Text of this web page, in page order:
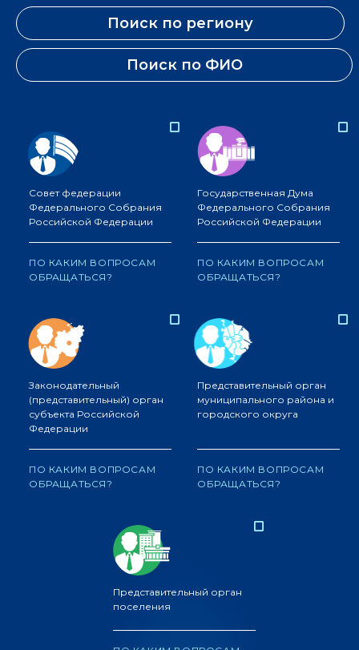
Поиск по региону
Поиск по ФИО
Совет федерации
Федерального Собрания
Российской Федерации
ПО КАКИМ ВОПРОСАМ
ОБРАЩАТЬСЯ?
Государственная Дума
Федерального Собрания
Российской Федерации
ПО КАКИМ ВОПРОСАМ
ОБРАЩАТЬСЯ?
Законодательный
(представительный) орган
субъекта Российской
Федерации
ПО КАКИМ ВОПРОСАМ
ОБРАЩАТЬСЯ?
Представительный орган
муниципального района и
городского округа
ПО КАКИМ ВОПРОСАМ
ОБРАЩАТЬСЯ?
Представительный орган
поселения